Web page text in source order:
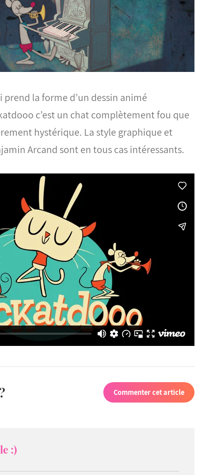
la forme d’un dessin animé
c’est un chat complètement fou que
hystérique. La style graphique et
Arcand sont en tous cas intéressants.
Commenter cet article
:)